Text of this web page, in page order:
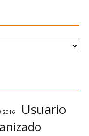
2016 Usuario